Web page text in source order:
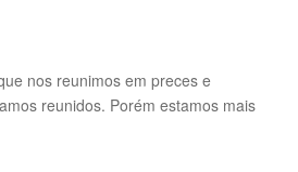
nos reunimos em preces e
reunidos. Porém estamos mais